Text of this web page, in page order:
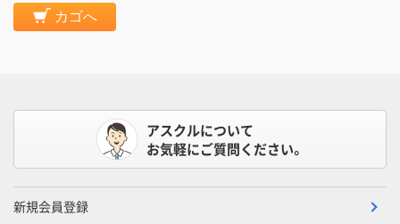
カゴへ
アスクルについて
お気軽にご質問ください。
新規会員登録